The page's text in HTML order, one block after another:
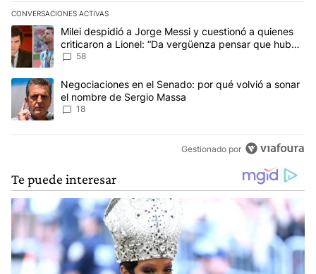
CONVERSACIONES ACTIVAS
Este listado muestra los artículos con más comentarios en los
Un artículo de tendencia con el título "Milei despidió a Jorge
Milei despidió a Jorge Messi y cuestionó a quienes
criticaron a Lionel: “Da vergüenza pensar que hubo
anti-Messi”
58
Un artículo de tendencia con el título "Negociaciones en el
Negociaciones en el Senado: por qué volvió a sonar
el nombre de Sergio Massa
18
Gestionado por